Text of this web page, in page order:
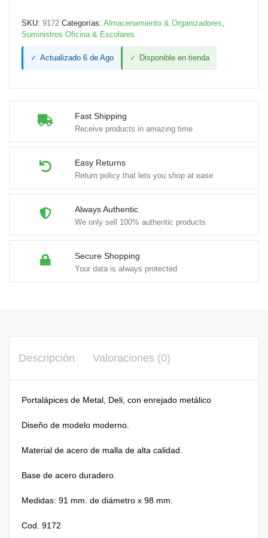
Fast Shipping
Receive products in amazing time
Easy Returns
Return policy that lets you shop at ease
Always Authentic
We only sell 100% authentic products
Secure Shopping
Your data is always protected
SKU: 9172 Categorías: Almacenamiento & Organizadores
Suministros Oficina & Escolares
✓ Actualizado 6 de Ago ✓ Disponible en tienda
Descripción Valoraciones (0)
Portalápices de Metal, Deli, con enrejado metálico
Diseño de modelo moderno.
Material de acero de malla de alta calidad.
Base de acero duradero.
Medidas: 91 mm. de diámetro x 98 mm.
Cod. 9172